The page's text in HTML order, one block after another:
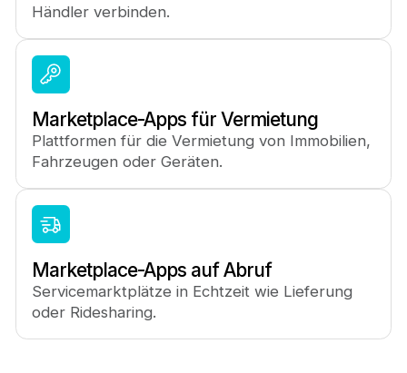
Händler verbinden.
Marketplace-Apps für Vermietung
Plattformen für die Vermietung von Immobilien,
Fahrzeugen oder Geräten.
Marketplace-Apps auf Abruf
Servicemarktplätze in Echtzeit wie Lieferung
oder Ridesharing.